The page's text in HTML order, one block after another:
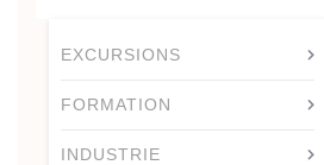
EXCURSIONS
FORMATION
INDUSTRIE
Accueil/ INDUSTRIE
INDUSTRIE
Aucun produit ne